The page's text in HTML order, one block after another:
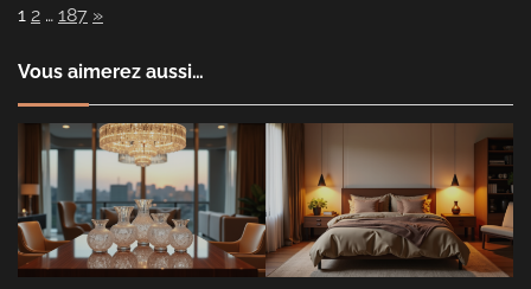
Page:
1 2 … 187 Next
»
Vous aimerez aussi…